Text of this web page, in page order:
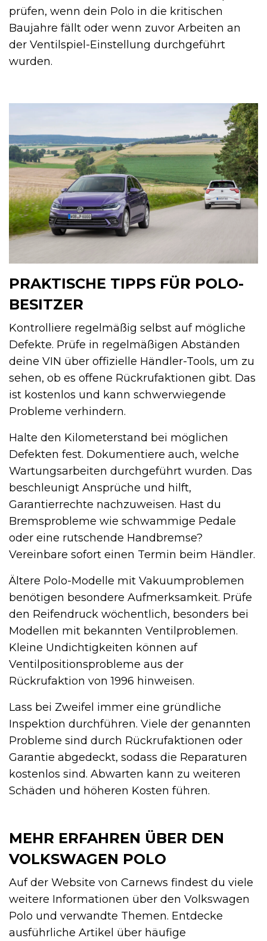
prüfen, wenn dein Polo in die kritischen
Baujahre fällt oder wenn zuvor Arbeiten an
der Ventilspiel-Einstellung durchgeführt
wurden.
PRAKTISCHE TIPPS FÜR POLO-
BESITZER
Kontrolliere regelmäßig selbst auf mögliche
Defekte. Prüfe in regelmäßigen Abständen
deine VIN über offizielle Händler-Tools, um zu
sehen, ob es offene Rückrufaktionen gibt. Das
ist kostenlos und kann schwerwiegende
Probleme verhindern.
Halte den Kilometerstand bei möglichen
Defekten fest. Dokumentiere auch, welche
Wartungsarbeiten durchgeführt wurden. Das
beschleunigt Ansprüche und hilft,
Garantierrechte nachzuweisen. Hast du
Bremsprobleme wie schwammige Pedale
oder eine rutschende Handbremse?
Vereinbare sofort einen Termin beim Händler.
Ältere Polo-Modelle mit Vakuumproblemen
benötigen besondere Aufmerksamkeit. Prüfe
den Reifendruck wöchentlich, besonders bei
Modellen mit bekannten Ventilproblemen.
Kleine Undichtigkeiten können auf
Ventilpositionsprobleme aus der
Rückrufaktion von 1996 hinweisen.
Lass bei Zweifel immer eine gründliche
Inspektion durchführen. Viele der genannten
Probleme sind durch Rückrufaktionen oder
Garantie abgedeckt, sodass die Reparaturen
kostenlos sind. Abwarten kann zu weiteren
Schäden und höheren Kosten führen.
MEHR ERFAHREN ÜBER DEN
VOLKSWAGEN POLO
Auf der Website von Carnews findest du viele
weitere Informationen über den Volkswagen
Polo und verwandte Themen. Entdecke
ausführliche Artikel über häufige